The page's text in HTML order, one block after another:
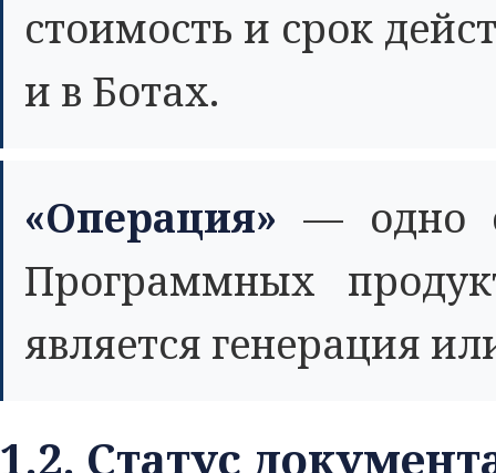
стоимость и срок
и в Ботах.
«Операция» — одно
Программных
является генерация
1.2. Статус